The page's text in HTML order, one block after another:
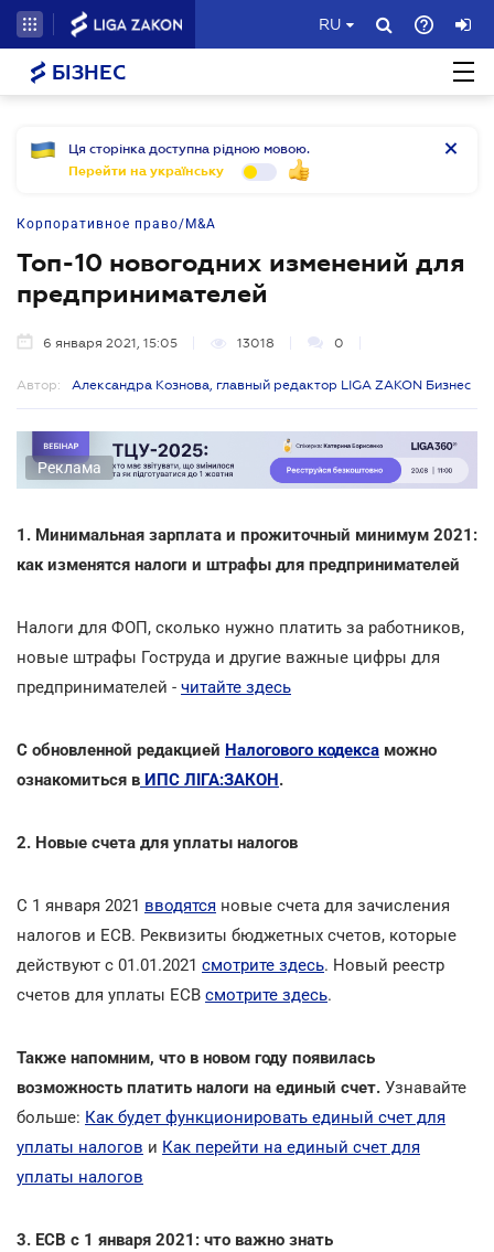
RU
БІЗНЕС
Ця сторінка доступна рідною мовою.
Перейти на українську
Корпоративное право/M&A
Топ-10 новогодних изменений для
предпринимателей
6 января 2021, 15:05 13018 0
Автор: Александра Кознова, главный редактор LIGA ZAKON Бизнес
Реклама
1. Минимальная зарплата и прожиточный минимум 2021:
как изменятся налоги и штрафы для предпринимателей
Налоги для ФОП, сколько нужно платить за работников,
новые штрафы Гоструда и другие важные цифры для
предпринимателей - читайте здесь
С обновленной редакцией Налогового кодекса можно
ознакомиться в ИПС ЛІГА:ЗАКОН.
2. Новые счета для уплаты налогов
С 1 января 2021 вводятся новые счета для зачисления
налогов и ЕСВ. Реквизиты бюджетных счетов, которые
действуют с 01.01.2021 смотрите здесь. Новый реестр
счетов для уплаты ЕСВ смотрите здесь.
Также напомним, что в новом году появилась
возможность платить налоги на единый счет. Узнавайте
больше: Как будет функционировать единый счет для
уплаты налогов и Как перейти на единый счет для
уплаты налогов
3. ЕСВ с 1 января 2021: что важно знать